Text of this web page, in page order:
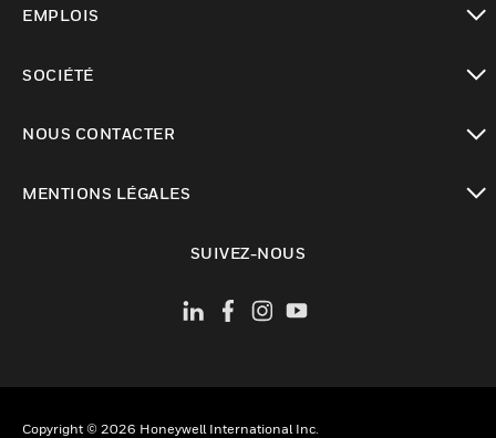
EMPLOIS
SOCIÉTÉ
NOUS CONTACTER
MENTIONS LÉGALES
SUIVEZ-NOUS
Copyright © 2026 Honeywell International Inc.